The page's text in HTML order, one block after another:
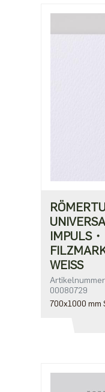
IMPULS・
WEISS
00080729
700x1000 mm